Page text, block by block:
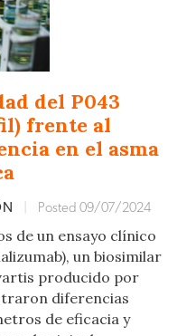
del P043
frente al
en el asma
Posted 09/07/2024
de un ensayo clínico
un biosimilar
producido por
diferencias
de eficacia y